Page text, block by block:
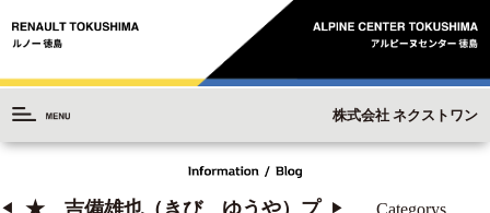
株式会社 ネクストワン
◀︎
★ 吉備雄也（きび ゆうや）プ
▶︎ Categorys